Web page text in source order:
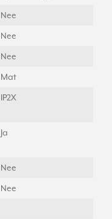
Nee
Nee
Nee
Mat
IP2X
Ja
Nee
Nee